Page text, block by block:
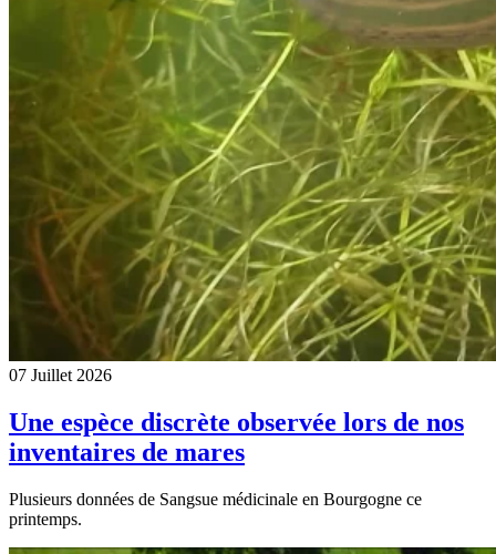
07 Juillet 2026
Une espèce discrète observée lors de nos
inventaires de mares
Plusieurs données de Sangsue médicinale en Bourgogne ce
printemps.